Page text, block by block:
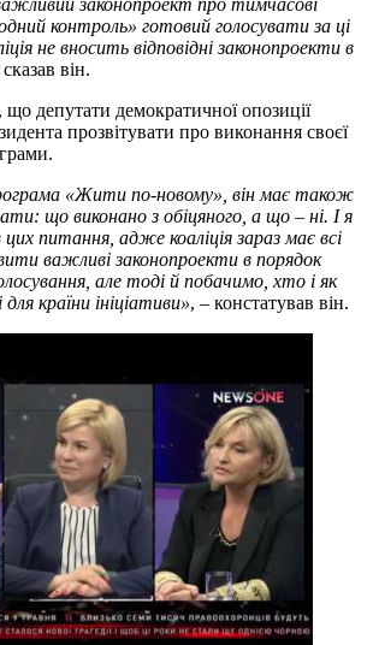
контроль» готовий голосувати за ці
не вносить відповідні законопроекти в
він.
депутати демократичної опозиції
прозвітувати про виконання своєї
«Жити по-новому», він має також
що виконано з обіцяного, а що – ні. І я
цих питання, адже коаліція зараз має всі
важливі законопроекти в порядок
але тоді й побачимо, хто і як
країни ініціативи», – констатував він.